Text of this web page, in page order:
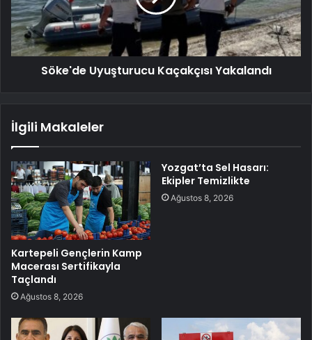
Söke'de Uyuşturucu Kaçakçısı Yakalandı
İlgili Makaleler
Kartepeli Gençlerin Kamp
Macerası Sertifikayla
Taçlandı
Ağustos 8, 2026
Yozgat’ta Sel Hasarı:
Ekipler Temizlikte
Ağustos 8, 2026